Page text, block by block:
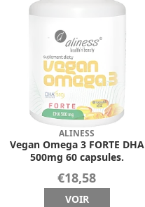
ALINESS
Vegan Omega 3 FORTE DHA
500mg 60 capsules.
€18,58
VOIR